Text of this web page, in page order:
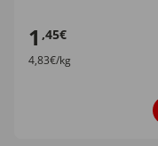
1 ,45€
4,83€/kg